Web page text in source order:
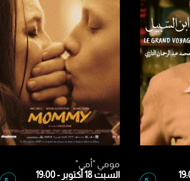
ابن السبيل
الثلاثاء 21 أكتوبر - 19:00